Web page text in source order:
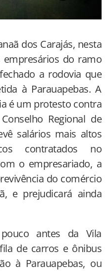
dos Carajás, nesta
empresários do ramo
a rodovia que
à Parauapebas. A
é um protesto contra
Regional de
salários mais altos
contratados no
o empresariado, a
do comércio
e prejudicará ainda
antes da Vila
de carros e ônibus
à Parauapebas, ou